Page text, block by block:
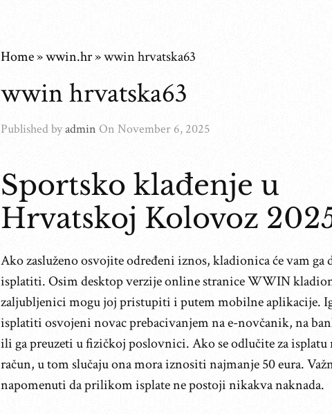
Home»wwin.hr»wwin hrvatska63
wwin hrvatska63
Published byadmin On November 6, 2025
Sportsko klađenje u
Hrvatskoj Kolovoz
Ako zasluženo osvojite određeni iznos, kladionica će vam ga
isplatiti. Osim desktop verzije online stranice WWIN
zaljubljenici mogu joj pristupiti i putem mobilne aplikacije.
isplatiti osvojeni novac prebacivanjem na e-novčanik, na
ili ga preuzeti u fizičkoj poslovnici. Ako se odlučite za
račun, u tom slučaju ona mora iznositi najmanje 50 eura.
napomenuti da prilikom isplate ne postoji nikakva naknada.